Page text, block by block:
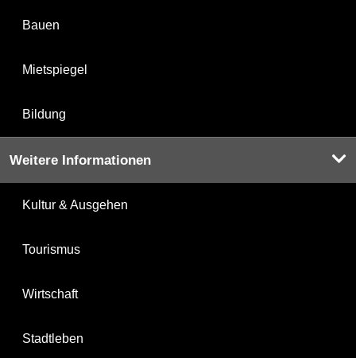
Bauen
Mietspiegel
Bildung
Weitere Informationen
Kultur & Ausgehen
Tourismus
Wirtschaft
Stadtleben